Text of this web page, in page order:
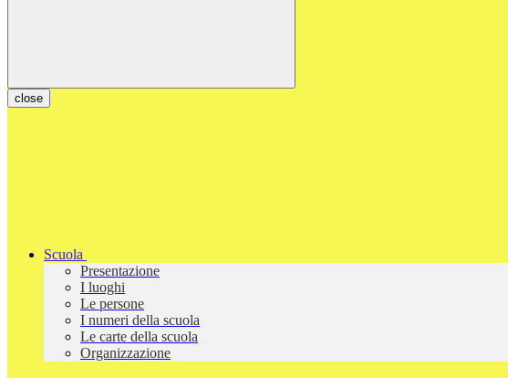
close
Scuola
Presentazione
I luoghi
Le persone
I numeri della scuola
Le carte della scuola
Organizzazione